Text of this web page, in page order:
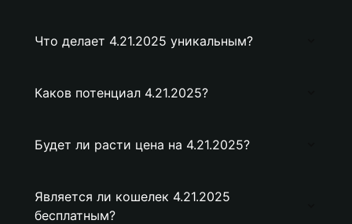
Что делает 4.21.2025 уникальным?
Каков потенциал 4.21.2025?
Будет ли расти цена на 4.21.2025?
Является ли кошелек 4.21.2025
бесплатным?